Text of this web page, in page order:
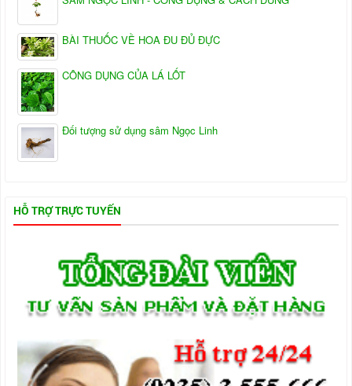
BÀI THUỐC VỀ HOA ĐU ĐỦ ĐỰC
CÔNG DỤNG CỦA LÁ LỐT
Đối tượng sử dụng sâm Ngọc Linh
HỖ TRỢ TRỰC TUYẾN